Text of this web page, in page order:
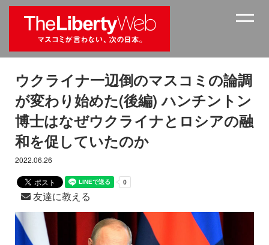
ウクライナ一辺倒のマスコミの論調
が変わり始めた(後編) ハンチントン
博士はなぜウクライナとロシアの融
和を促していたのか
2022.06.26
友達に教える